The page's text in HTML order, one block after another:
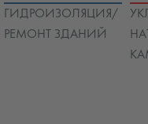
ГИДРОИЗОЛЯЦИЯ/
РЕМОНТ ЗДАНИЙ